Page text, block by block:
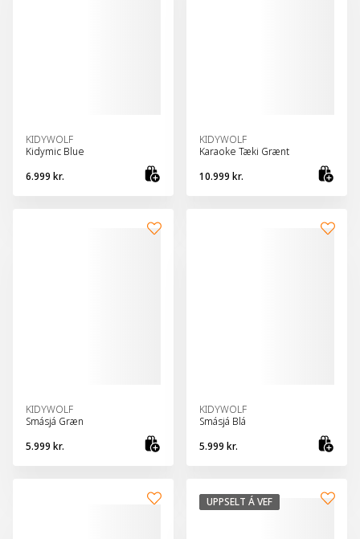
KIDYWOLF
Kidymic Blue
6.999 kr.
KIDYWOLF
Karaoke Tæki Grænt
10.999 kr.
KIDYWOLF
Smásjá Græn
5.999 kr.
KIDYWOLF
Smásjá Blá
5.999 kr.
UPPSELT Á VEF